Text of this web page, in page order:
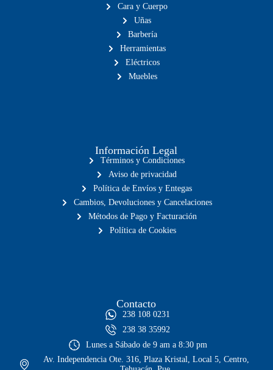
Cara y Cuerpo
Uñas
Barbería
Herramientas
Eléctricos
Muebles
Información Legal
Términos y Condiciones
Aviso de privacidad
Política de Envíos y Entegas
Cambios, Devoluciones y Cancelaciones
Métodos de Pago y Facturación
Política de Cookies
Contacto
238 108 0231
238 38 35992
Lunes a Sábado de 9 am a 8:30 pm
Av. Independencia Ote. 316, Plaza Kristal, Local 5, Centro,